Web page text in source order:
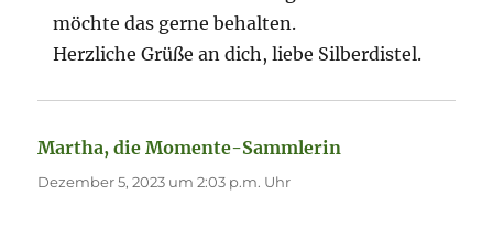
möchte das gerne behalten.
Herzliche Grüße an dich, liebe Silberdistel.
Martha, die Momente-Sammlerin
Dezember 5, 2023 um 2:03 p.m. Uhr